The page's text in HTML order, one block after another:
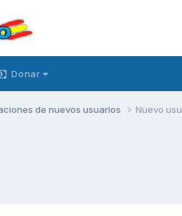
Donar
de nuevos usuarios Nuevo